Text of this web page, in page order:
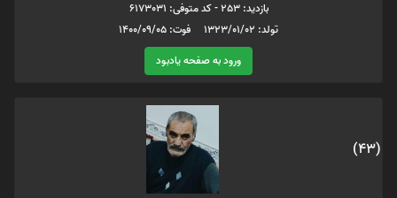
بازدید: 253 - کد متوفی: 6173031
تولد: 1323/01/02 فوت: 1400/09/05
ورود به صفحه یادبود
(43)